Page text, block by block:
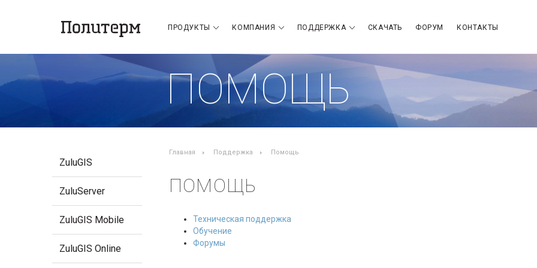
ПРОДУКТЫ КОМПАНИЯ ПОДДЕРЖКА СКАЧАТЬ ФОРУМ КОНТАКТЫ
ПОМОЩЬ
ZuluGIS
ZuluServer
ZuluGIS Mobile
ZuluGIS Online
Главная Поддержка Помощь
ПОМОЩЬ
Техническая поддержка
Обучение
Форумы